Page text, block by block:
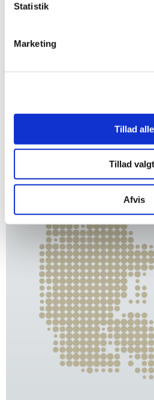
Statistik
Marketing
Tillad alle
Tillad
Afvis